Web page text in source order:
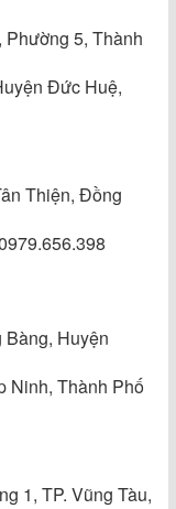
5, Thành
Đức Huệ,
Thiện, Đồng
Huyện
Ninh, Thành Phố
1, TP. Vũng Tàu,